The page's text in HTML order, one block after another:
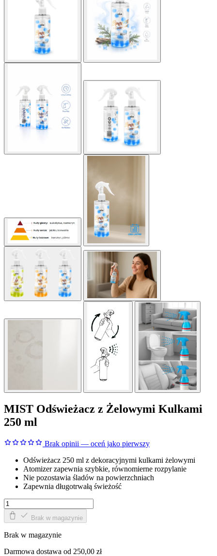
MIST Odświeżacz z Żelowymi Kulkami
250 ml
Brak opinii — oceń jako pierwszy
Odświeżacz 250 ml z dekoracyjnymi kulkami żelowymi
Atomizer zapewnia szybkie, równomierne rozpylanie
Nie pozostawia śladów na powierzchniach
Zapewnia długotrwałą świeżość
Ilość
Brak w magazynie
Brak w magazynie
Darmowa dostawa od 250,00 zł